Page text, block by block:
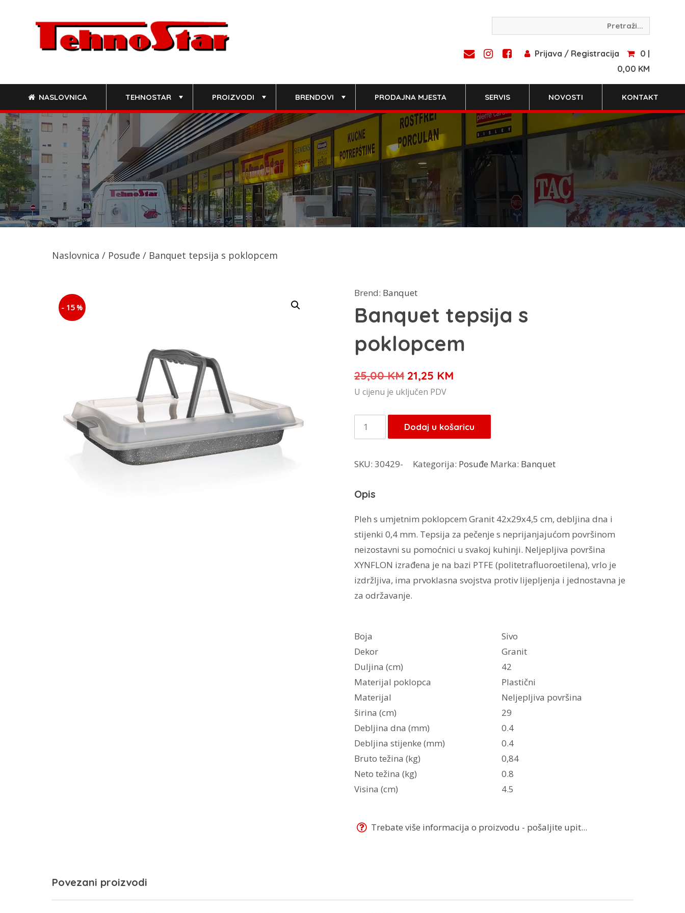
Prijava / Registracija
0 |
0,00 KM
NASLOVNICA TEHNOSTAR PROIZVODI BRENDOVI PRODAJNA MJESTA SERVIS NOVOSTI KONTAKT
Naslovnica / Posuđe / Banquet tepsija s poklopcem
- 15 %
Brend: Banquet
Banquet tepsija s
poklopcem
25,00KM Izvorna
cijena
je:
25,00 KM.
21,25 KMTrenutna
21,25 KM.
U cijenu je uključen PDV
Banquet
tepsija
poklopcem
Dodaj u košaricu
SKU: 30429- Kategorija: Posuđe Marka: Banquet
Opis
Pleh s umjetnim poklopcem Granit 42x29x4,5 cm, debljina dna i
stijenki 0,4 mm. Tepsija za pečenje s neprijanjajućom površinom
neizostavni su pomoćnici u svakoj kuhinji. Neljepljiva površina
XYNFLON izrađena je na bazi PTFE (politetrafluoroetilena), vrlo je
izdržljiva, ima prvoklasna svojstva protiv lijepljenja i jednostavna je
za održavanje.
Boja
Sivo
Dekor
Granit
Duljina (cm)
42
Materijal poklopca
Plastični
Materijal
Neljepljiva površina
širina (cm)
29
Debljina dna (mm)
0.4
Debljina stijenke (mm)
0.4
Bruto težina (kg)
0,84
Neto težina (kg)
0.8
Visina (cm)
4.5
Trebate više informacija o proizvodu - pošaljite upit...
Povezani proizvodi